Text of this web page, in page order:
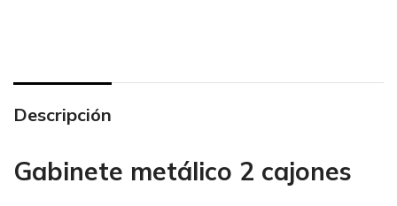
Descripción
Gabinete metálico 2 cajones